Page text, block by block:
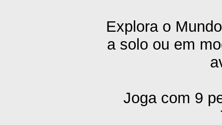
Explora o
a solo ou em
Joga com 9